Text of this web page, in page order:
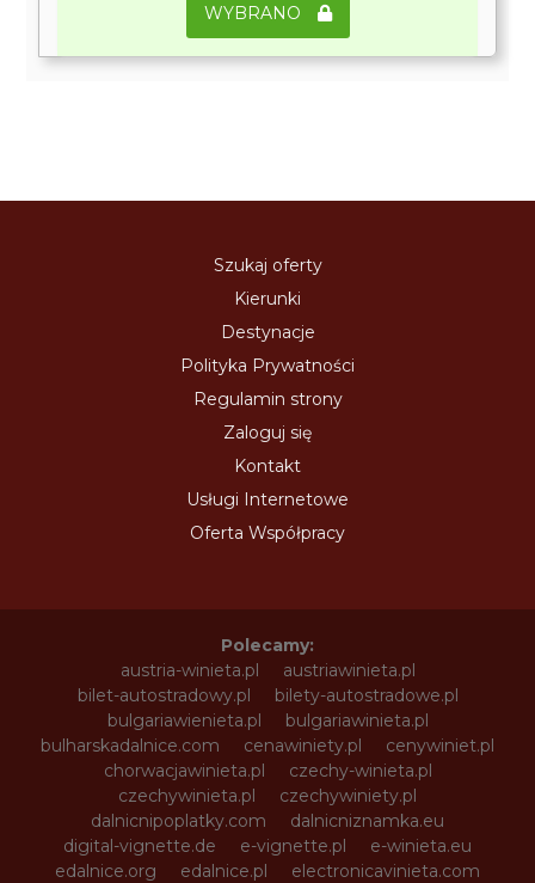
WYBRANO
Szukaj oferty
Kierunki
Destynacje
Polityka Prywatności
Regulamin strony
Zaloguj się
Kontakt
Usługi Internetowe
Oferta Współpracy
Polecamy:
austria-winieta.pl
austriawinieta.pl
bilet-autostradowy.pl
bilety-autostradowe.pl
bulgariawienieta.pl
bulgariawinieta.pl
bulharskadalnice.com
cenawiniety.pl
cenywiniet.pl
chorwacjawinieta.pl
czechy-winieta.pl
czechywinieta.pl
czechywiniety.pl
dalnicnipoplatky.com
dalnicniznamka.eu
digital-vignette.de
e-vignette.pl
e-winieta.eu
edalnice.org
edalnice.pl
electronicavinieta.com